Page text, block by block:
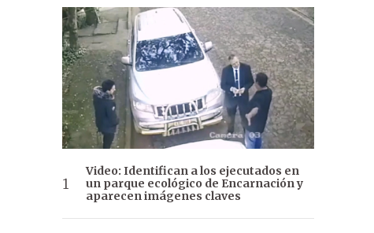
Video: Identifican a los ejecutados en
un parque ecológico de Encarnación y
aparecen imágenes claves